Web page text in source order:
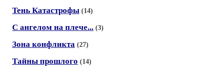
Тень Катастрофы (14)
С ангелом на плече... (3)
Зона конфликта (27)
Тайны прошлого (14)